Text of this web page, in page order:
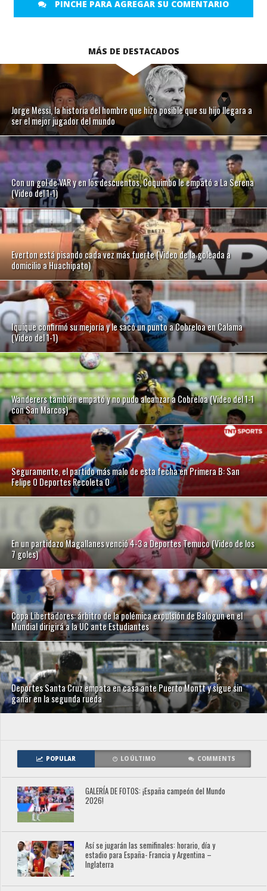
PINCHE PARA AGREGAR SU COMENTARIO
MÁS DE DESTACADOS
Jorge Messi, la historia del hombre que hizo posible que su hijo llegara a
ser el mejor jugador del mundo
Con un gol de VAR y en los descuentos, Coquimbo le empató a La Serena
(Video del 1-1)
Everton está pisando cada vez más fuerte (Video de la goleada a
domicilio a Huachipato)
Iquique confirmó su mejoría y le sacó un punto a Cobreloa en Calama
(Video del 1-1)
Wanderers también empató y no pudo alcanzar a Cobreloa (Video del 1-1
con San Marcos)
Seguramente, el partido más malo de esta fecha en Primera B: San
Felipe 0 Deportes Recoleta 0
En un partidazo Magallanes venció 4-3 a Deportes Temuco (Video de los
7 goles)
Copa Libertadores: árbitro de la polémica expulsión de Balogun en el
Mundial dirigirá a la UC ante Estudiantes
Deportes Santa Cruz empata en casa ante Puerto Montt y sigue sin
ganar en la segunda rueda
POPULAR LO ÚLTIMO COMMENTS
GALERÍA DE FOTOS: ¡España campeón del Mundo
2026!
Así se jugarán las semifinales: horario, día y
estadio para España- Francia y Argentina –
Inglaterra